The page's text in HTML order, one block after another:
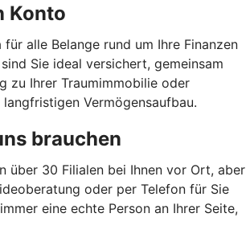
Konto
alle Belange rund um Ihre Finanzen
Sie ideal versichert, gemeinsam
zu Ihrer Traumimmobilie oder
Vermögensaufbau.
brauchen
über 30 Filialen bei Ihnen vor Ort, aber
oder per Telefon für Sie
eine echte Person an Ihrer Seite,